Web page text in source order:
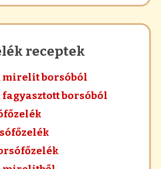
receptek
mirelit borsóból
borsóból